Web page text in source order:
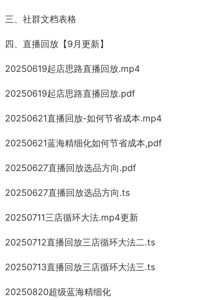
三、社群文档表格
四、直播回放【9月更新】
20250619起店思路直播回放.mp4
20250619起店思路直播回放.pdf
20250621直播回放-如何节省成本.mp4
20250621蓝海精细化如何节省成本,pdf
20250627直播回放选品方向.pdf
20250627直播回放选品方向.ts
20250711三店循环大法.mp4更新
20250712直播回放三店循环大法二.ts
20250713直播回放三店循环大法三.ts
20250820超级蓝海精细化